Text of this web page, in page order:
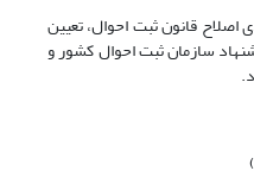
پیشنهادی اصلاح قانون ثبت احوال، تعیین
سازمان ثبت احوال کشور و